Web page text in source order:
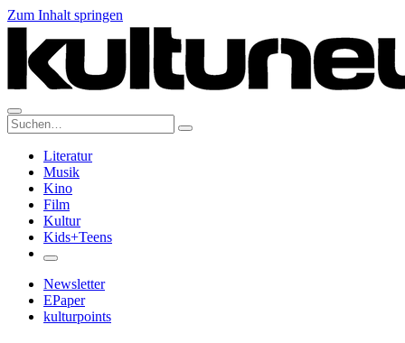
Zum Inhalt springen
Suche:
Literatur
Musik
Kino
Film
Kultur
Kids+Teens
Newsletter
EPaper
kulturpoints